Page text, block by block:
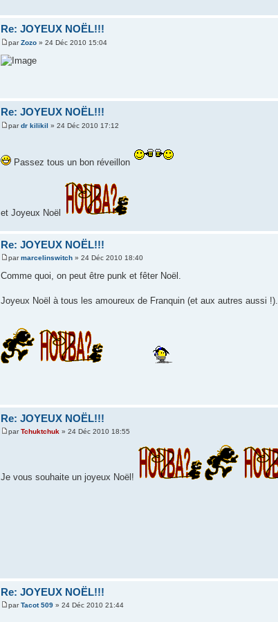
Re: JOYEUX NOËL!!!
parZozo » 24 Déc 2010 15:04
Re: JOYEUX NOËL!!!
pardr kilikil » 24 Déc 2010 17:12
Passez tous un bon réveillon
et Joyeux Noël
Re: JOYEUX NOËL!!!
parmarcelinswitch » 24 Déc 2010 18:40
Comme quoi, on peut être punk et fêter Noël.
Joyeux Noël à tous les amoureux de Franquin (et aux autres aussi !).
Re: JOYEUX NOËL!!!
parTchuktchuk » 24 Déc 2010 18:55
Je vous souhaite un joyeux Noël!
Re: JOYEUX NOËL!!!
parTacot 509 » 24 Déc 2010 21:44